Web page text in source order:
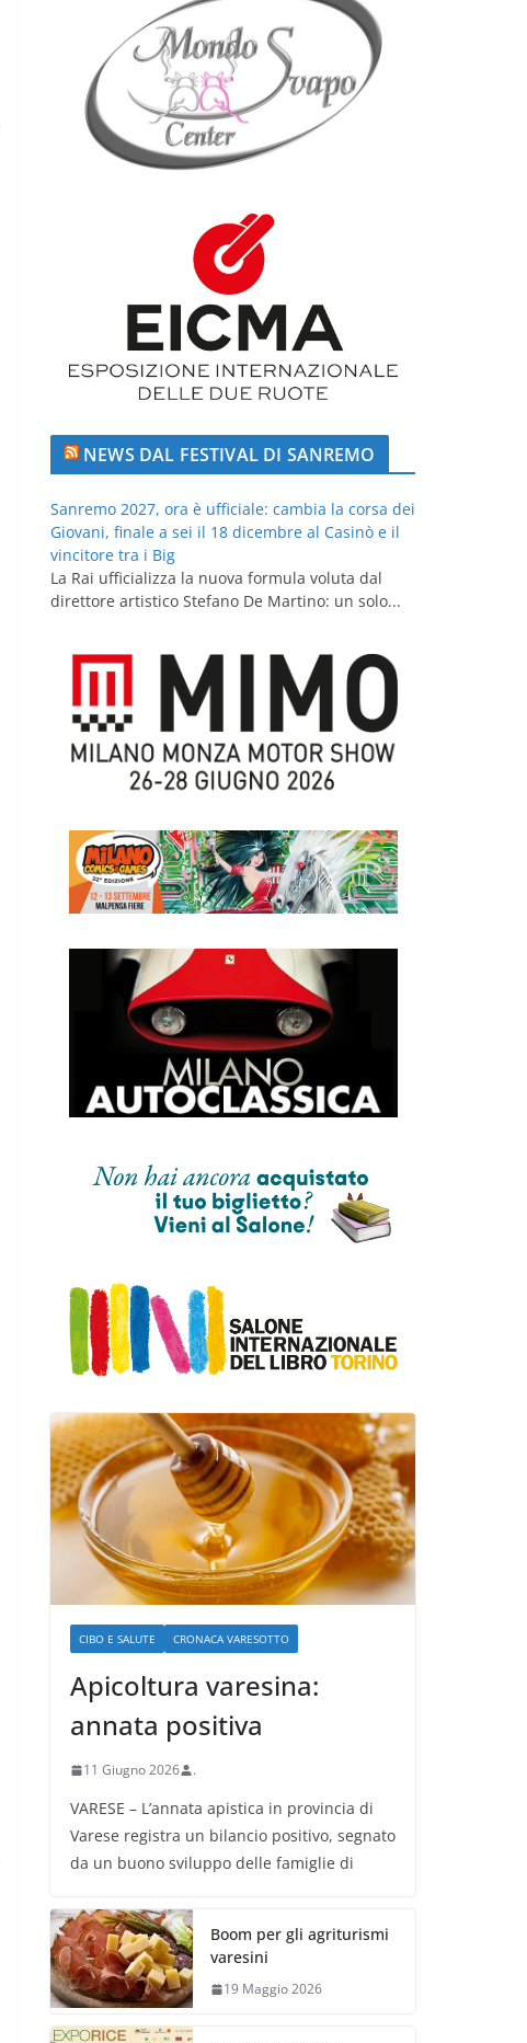
NEWS DAL FESTIVAL DI SANREMO
Sanremo 2027, ora è ufficiale: cambia la corsa dei
Giovani, finale a sei il 18 dicembre al Casinò e il
vincitore tra i Big
La Rai ufficializza la nuova formula voluta dal
direttore artistico Stefano De Martino: un solo...
CIBO E SALUTE CRONACA VARESOTTO
Apicoltura varesina:
annata positiva
11 Giugno 2026 .
VARESE – L’annata apistica in provincia di
Varese registra un bilancio positivo, segnato
da un buono sviluppo delle famiglie di
Boom per gli agriturismi
varesini
19 Maggio 2026